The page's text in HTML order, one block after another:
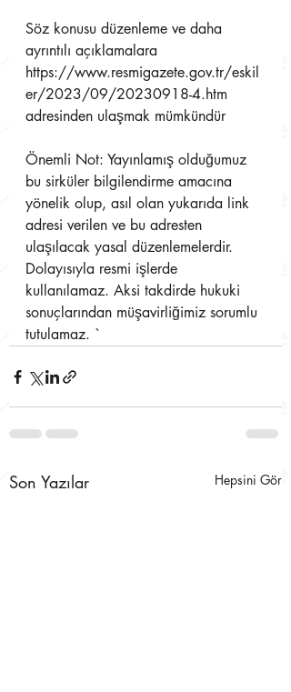
Söz konusu düzenleme ve daha
ayrıntılı açıklamalara
https://www.resmigazete.gov.tr/eskil
er/2023/09/20230918-4.htm
adresinden ulaşmak mümkündür
Önemli Not: Yayınlamış olduğumuz
bu sirküler bilgilendirme amacına
yönelik olup, asıl olan yukarıda link
adresi verilen ve bu adresten
ulaşılacak yasal düzenlemelerdir.
Dolayısıyla resmi işlerde
kullanılamaz. Aksi takdirde hukuki
sonuçlarından müşavirliğimiz sorumlu
tutulamaz. `
Son Yazılar Hepsini Gör